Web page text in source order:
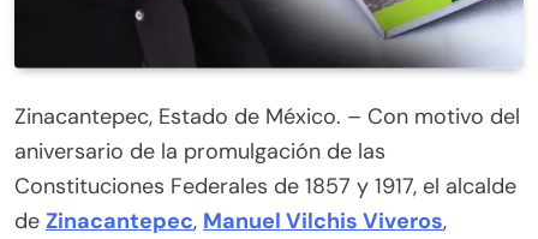
Zinacantepec, Estado de México. – Con motivo del
aniversario de la promulgación de las
Constituciones Federales de 1857 y 1917, el alcalde
de Zinacantepec, Manuel Vilchis Viveros,